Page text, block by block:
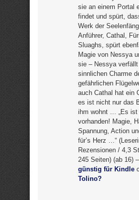
sie an einem Portal
findet und spürt,
Werk der
Anführer, Cathal,
Sluaghs, spürt
Magie von Nessya
sie – Nessya verfällt
sinnlichen Charme
gefährlichen
auch Cathal hat ein
es ist nicht nur das
ihm wohnt … „Es ist
vorhanden! Magie,
Spannung, Action
für’s Herz …“
Rezensionen / 4,3
245 Seiten) (ab 16) –
günstig für Kindle
Tolino?